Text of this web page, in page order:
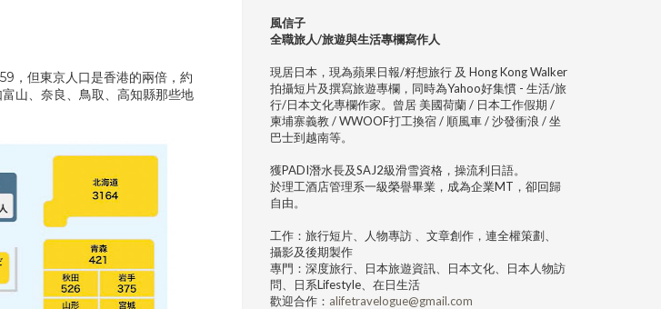
，但東京人口是香港的兩倍，約
山、奈良、鳥取、高知縣那些地
風信子
全職旅人/旅遊與生活專欄寫作人
現居日本，現為蘋果日報/籽想旅行 及 Hong Kong Walker
拍攝短片及撰寫旅遊專欄，同時為Yahoo好集慣 - 生活/旅
行/日本文化專欄作家。曾居 美國荷蘭 / 日本工作假期 /
柬埔寨義教 / WWOOF打工換宿 / 順風車 / 沙發衝浪 / 坐
巴士到越南等。
獲PADI潛水長及SAJ2級滑雪資格，操流利日語。
於理工酒店管理系一級榮譽畢業，成為企業MT，卻回歸
自由。
工作：旅行短片、人物專訪 、文章創作，連全權策劃、
攝影及後期製作
專門：深度旅行、日本旅遊資訊、日本文化、日本人物訪
問、日系Lifestyle、在日生活
歡迎合作： alifetravelogue@gmail.com